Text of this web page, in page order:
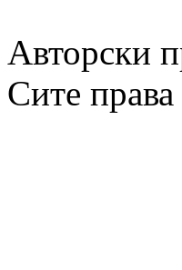
Авторски
Сите